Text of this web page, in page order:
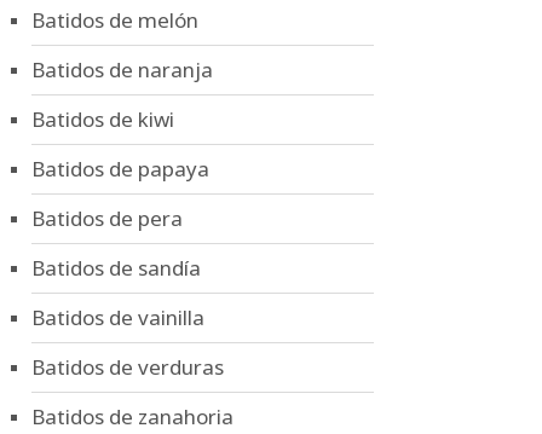
Batidos de melón
Batidos de naranja
Batidos de kiwi
Batidos de papaya
Batidos de pera
Batidos de sandía
Batidos de vainilla
Batidos de verduras
Batidos de zanahoria